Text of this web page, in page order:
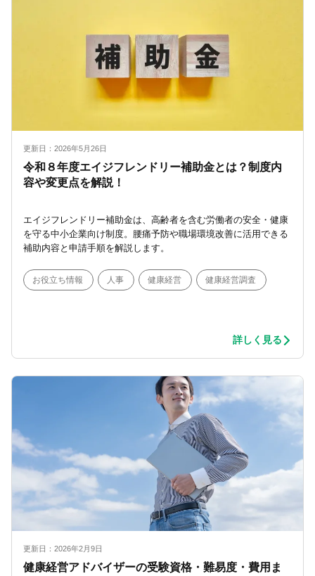
更新日：2026年5月26日
令和８年度エイジフレンドリー補助金とは？制度内
容や変更点を解説！
エイジフレンドリー補助金は、高齢者を含む労働者の安全・健康
を守る中小企業向け制度。腰痛予防や職場環境改善に活用できる
補助内容と申請手順を解説します。
お役立ち情報 人事 健康経営 健康経営調査
詳しく見る
更新日：2026年2月9日
健康経営アドバイザーの受験資格・難易度・費用ま